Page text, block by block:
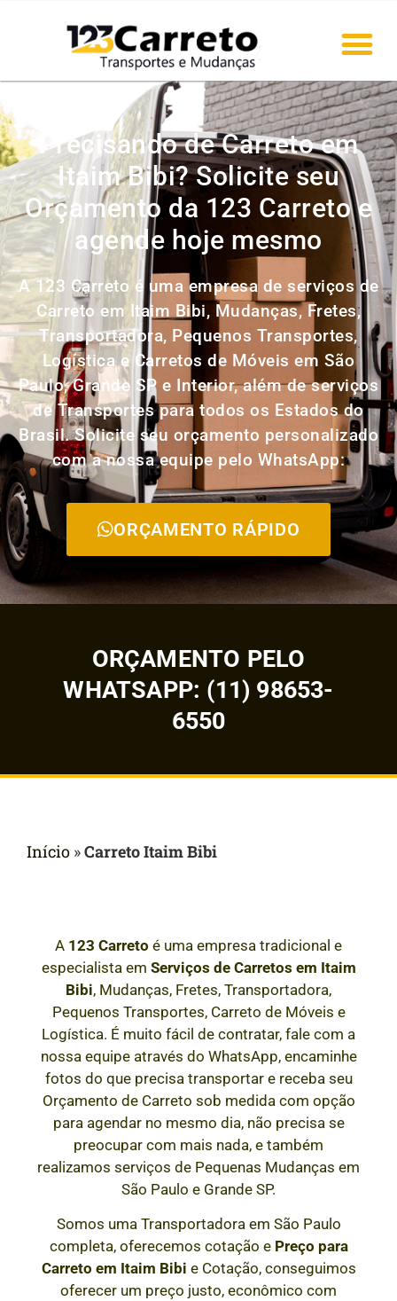
Precisando de Carreto em
Itaim Bibi? Solicite seu
Orçamento da 123 Carreto e
agende hoje mesmo
A 123 Carreto é uma empresa de serviços de
Carreto em Itaim Bibi, Mudanças, Fretes,
Transportadora, Pequenos Transportes,
Logística e Carretos de Móveis em São
Paulo, Grande SP e Interior, além de serviços
de Transportes para todos os Estados do
Brasil. Solicite seu orçamento personalizado
com a nossa equipe pelo WhatsApp:
ORÇAMENTO RÁPIDO
ORÇAMENTO PELO
WHATSAPP: (11) 98653-
6550
Início »Carreto Itaim Bibi
A 123 Carreto é uma empresa tradicional e
especialista em Serviços de Carretos em Itaim
Bibi, Mudanças, Fretes, Transportadora,
Pequenos Transportes, Carreto de Móveis e
Logística. É muito fácil de contratar, fale com a
nossa equipe através do WhatsApp, encaminhe
fotos do que precisa transportar e receba seu
Orçamento de Carreto sob medida com opção
para agendar no mesmo dia, não precisa se
preocupar com mais nada, e também
realizamos serviços de Pequenas Mudanças em
São Paulo e Grande SP.
Somos uma Transportadora em São Paulo
completa, oferecemos cotação e Preço para
Carreto em Itaim Bibi e Cotação, conseguimos
oferecer um preço justo, econômico com